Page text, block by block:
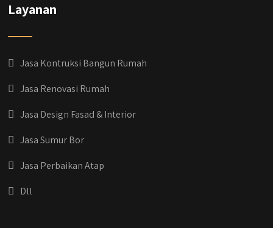
Layanan
Jasa Kontruksi Bangun Rumah
Jasa Renovasi Rumah
Jasa Design Fasad & Interior
Jasa Sumur Bor
Jasa Perbaikan Atap
Dll